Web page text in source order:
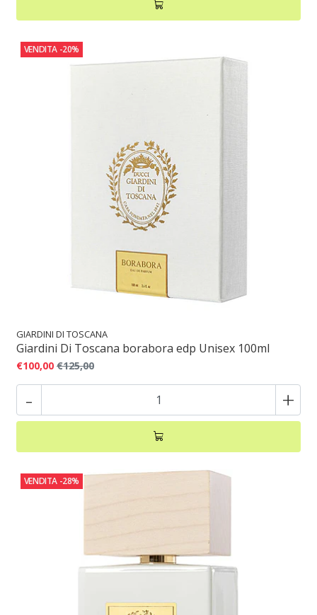
VENDITA -20%
GIARDINI DI TOSCANA
Giardini Di Toscana borabora edp Unisex 100ml
€100,00 €125,00
- +
VENDITA -28%